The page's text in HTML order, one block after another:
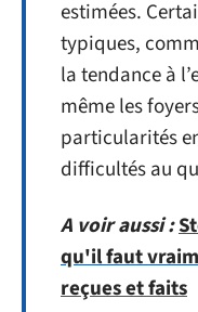
estimées.
typiques,
la tendance à
même les
particularités
difficultés au
A voir aussi :
qu'il faut
reçues et faits